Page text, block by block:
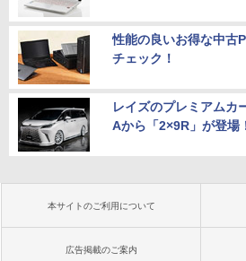
性能の良いお得な中古
チェック！
レイズのプレミアムカ
Aから「2×9R」が登場
本サイトのご利用について
広告掲載のご案内